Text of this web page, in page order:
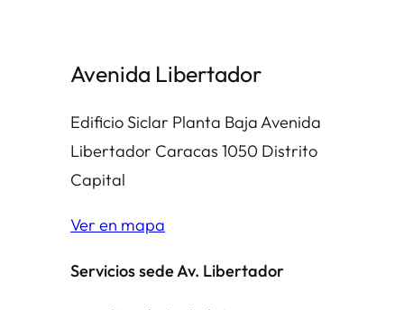
Avenida Libertador
Edificio Siclar Planta Baja Avenida
Libertador Caracas 1050 Distrito
Capital
Ver en mapa
Servicios sede Av. Libertador